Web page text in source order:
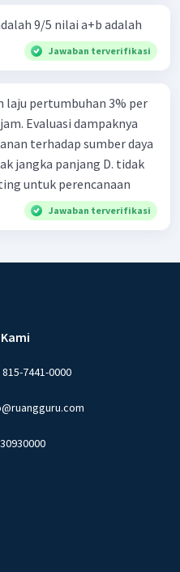
9/5 nilai a+b adalah
Jawaban terverifikasi
laju pertumbuhan 3% per
Evaluasi dampaknya
terhadap sumber daya
jangka panjang D. tidak
untuk perencanaan
Jawaban terverifikasi
815-7441-0000